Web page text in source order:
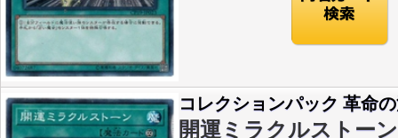
コレクションパック 革命
開運ミラクルストー